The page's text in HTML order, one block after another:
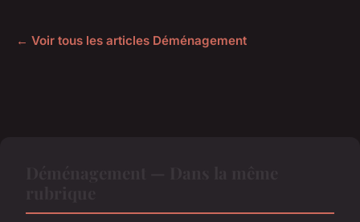
← Voir tous les articles Déménagement